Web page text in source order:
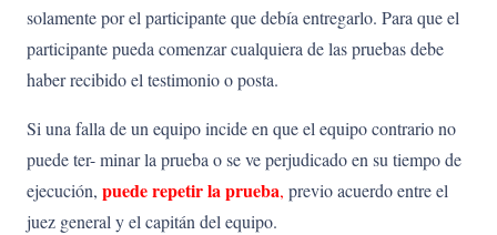
solamente por el participante que debía entregarlo. Para que el
participante pueda comenzar cualquiera de las pruebas debe
haber recibido el testimonio o posta.
Si una falla de un equipo incide en que el equipo contrario no
puede ter- minar la prueba o se ve perjudicado en su tiempo de
ejecución, puede repetir la prueba, previo acuerdo entre el
juez general y el capitán del equipo.